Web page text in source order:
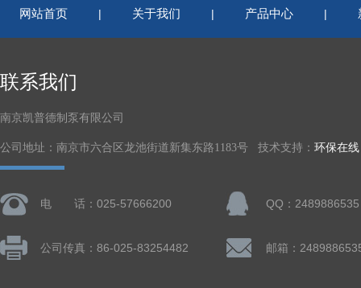
网站首页 | 关于我们 | 产品中心 |
联系我们
南京凯普德制泵有限公司
公司地址：南京市六合区龙池街道新集东路1183号 技术支持： 环保在线
电 话：025-57666200 QQ：2489886535
公司传真：86-025-83254482 邮箱：